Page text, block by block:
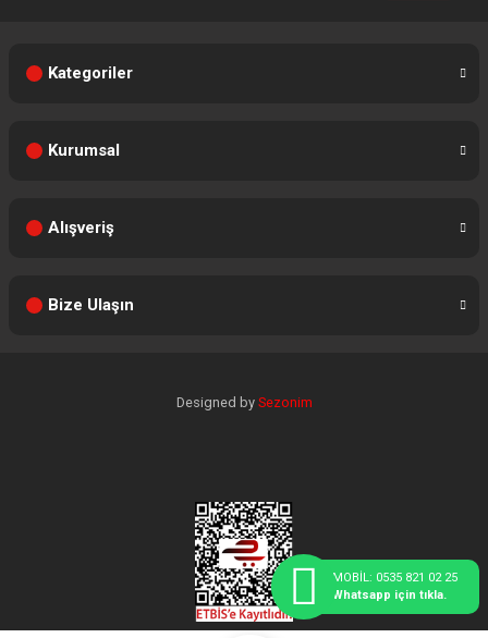
Kategoriler
Kurumsal
Alışveriş
Bize Ulaşın
Designed by Sezonim
MOBİL: 0535 821 02 25
Whatsapp için tıkla.